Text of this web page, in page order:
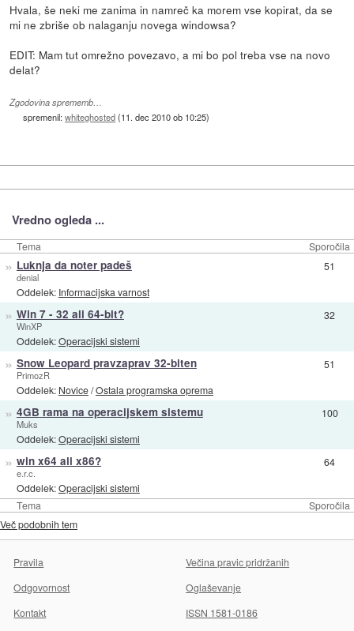
Hvala, še neki me zanima in namreč ka morem vse kopirat, da se
mi ne zbriše ob nalaganju novega windowsa?
EDIT: Mam tut omrežno povezavo, a mi bo pol treba vse na novo
delat?
Zgodovina sprememb…
spremenil:whiteghosted(11. dec 2010 ob 10:25)
Vredno ogleda ...
Tema Sporočila
Tema Sporočila
» Luknja da noter padeš
denial
Oddelek: Informacijska varnost
51
» Win 7 - 32 ali 64-bit?
WinXP
Oddelek:Operacijski sistemi
32
» Snow Leopard pravzaprav 32-biten
PrimozR
Oddelek: Novice/Ostala programska oprema
51
» 4GB rama na operacijskem sistemu
Muks
Oddelek:Operacijski sistemi
100
» win x64 ali x86?
e.r.c.
Oddelek:Operacijski sistemi
64
Več podobnih tem
Pravila
Večina pravic pridržanih
Odgovornost
Oglaševanje
Kontakt
ISSN 1581-0186